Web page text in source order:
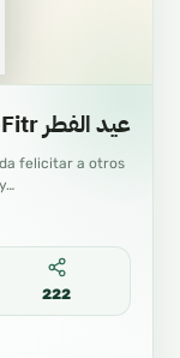
عيد الفطر Eid al-Fitr
felicitar a otros
222